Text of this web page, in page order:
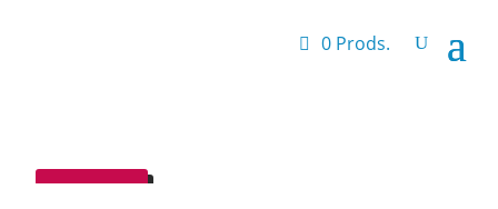
0 Prods.
¡OFERTA!